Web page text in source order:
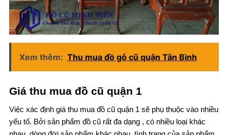
Xem thêm: Thu mua đồ gỗ cũ quận Tân Bình
Giá thu mua đồ cũ quận 1
Việc xác định giá thu mua đồ cũ quận 1 sẽ phụ thuộc vào nhiều
yếu tố. Bởi sản phẩm đồ cũ rất đa dạng , có nhiều loại khác